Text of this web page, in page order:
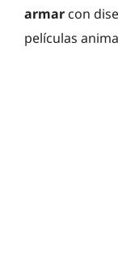
armar con
películas